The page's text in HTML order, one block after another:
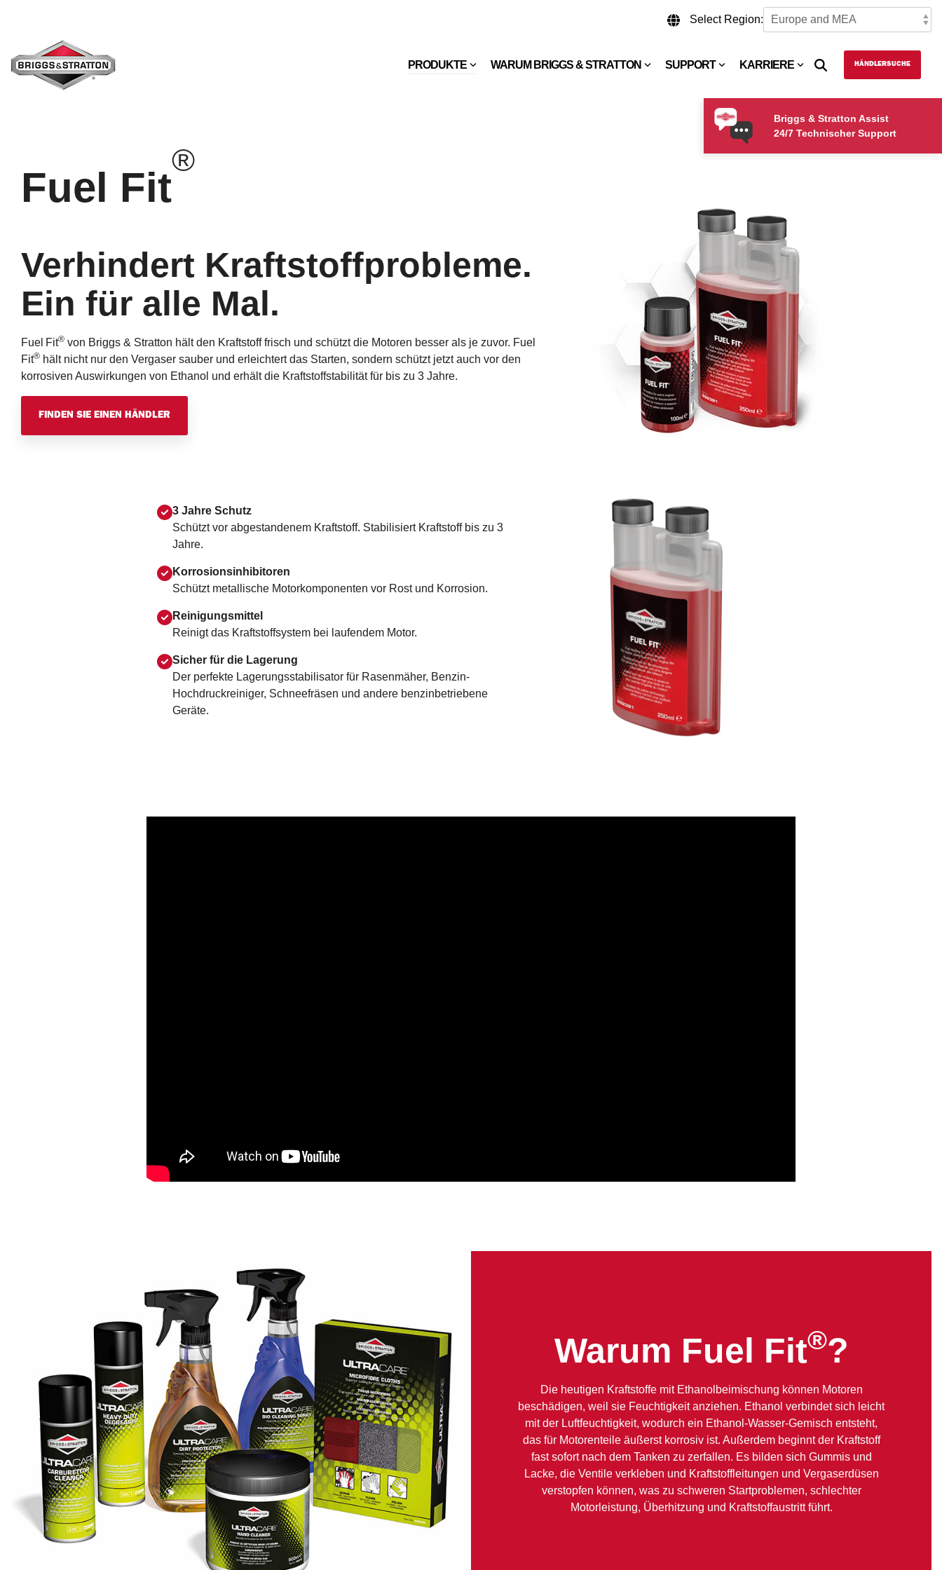
content.
Select Region:
PRODUKTE WARUM BRIGGS & STRATTON SUPPORT KARRIERE HÄNDLERSUCHE
Fuel Fit
®
Verhindert Kraftstoffprobleme.
Ein für alle Mal.
Fuel Fit® von Briggs & Stratton hält den Kraftstoff frisch und schützt die Motoren besser als je zuvor. Fuel
Fit® hält nicht nur den Vergaser sauber und erleichtert das Starten, sondern schützt jetzt auch vor den
korrosiven Auswirkungen von Ethanol und erhält die Kraftstoffstabilität für bis zu 3 Jahre.
FINDEN SIE EINEN HÄNDLER
3 Jahre Schutz
Schützt vor abgestandenem Kraftstoff. Stabilisiert Kraftstoff bis zu 3
Jahre.
Korrosionsinhibitoren
Schützt metallische Motorkomponenten vor Rost und Korrosion.
Reinigungsmittel
Reinigt das Kraftstoffsystem bei laufendem Motor.
Sicher für die Lagerung
Der perfekte Lagerungsstabilisator für Rasenmäher, Benzin-
Hochdruckreiniger, Schneefräsen und andere benzinbetriebene
Geräte.
Warum Fuel Fit®?
Die heutigen Kraftstoffe mit Ethanolbeimischung können Motoren
beschädigen, weil sie Feuchtigkeit anziehen. Ethanol verbindet sich leicht
mit der Luftfeuchtigkeit, wodurch ein Ethanol-Wasser-Gemisch entsteht,
das für Motorenteile äußerst korrosiv ist. Außerdem beginnt der Kraftstoff
fast sofort nach dem Tanken zu zerfallen. Es bilden sich Gummis und
Lacke, die Ventile verkleben und Kraftstoffleitungen und Vergaserdüsen
verstopfen können, was zu schweren Startproblemen, schlechter
Motorleistung, Überhitzung und Kraftstoffaustritt führt.
Briggs & Stratton Assist
24/7 Technischer Support